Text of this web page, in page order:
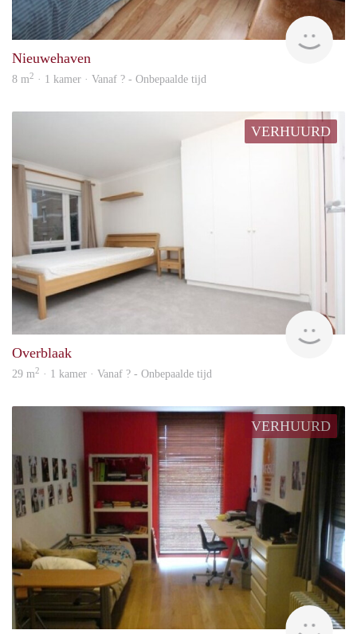
Nieuwehaven
8 m2 · 1 kamer · Vanaf ? - Onbepaalde tijd
VERHUURD
rent
Overblaak
29 m2 · 1 kamer · Vanaf ? - Onbepaalde tijd
VERHUURD
rent